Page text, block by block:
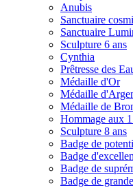
Anubis
Sanctuaire
Sanctuaire
Sculpture 6 ans
Cynthia
Prêtresse des
Médaille d'Or
Médaille
Médaille de
Hommage aux
Sculpture 8 ans
Badge de
Badge
Badge de
Badge de